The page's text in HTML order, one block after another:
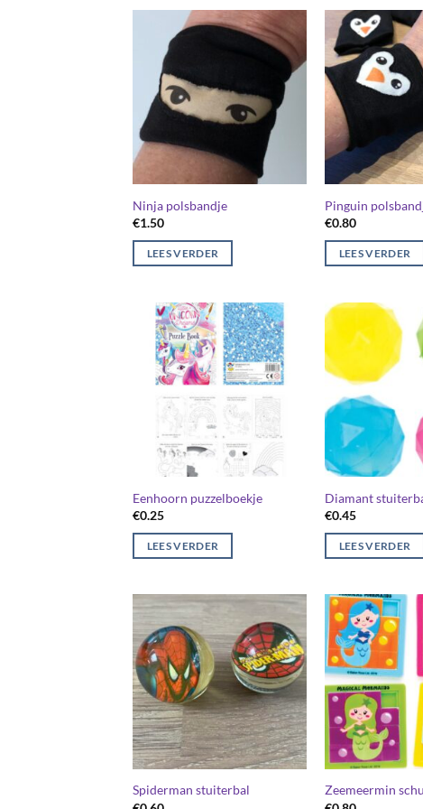
Ninja polsbandje
€1.50
LEES VERDER
Pinguin
€0.80
LEES VERDER
Eenhoorn puzzelboekje
€0.25
LEES VERDER
Diamant
€0.45
LEES VERDER
Spiderman stuiterbal
Zeemeermin